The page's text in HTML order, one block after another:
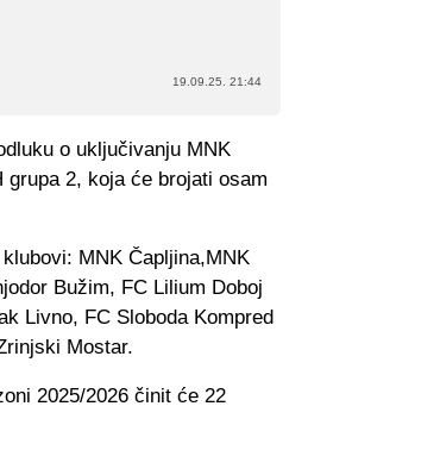
19.09.25. 21:44
o uključivanju MNK
2, koja će brojati osam
MNK Čapljina,MNK
Bužim, FC Lilium Doboj
Livno, FC Sloboda Kompred
Mostar.
2025/2026 činit će 22